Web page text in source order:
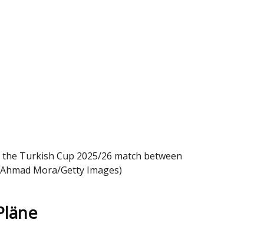
Turkish Cup 2025/26 match between
Mora/Getty Images)